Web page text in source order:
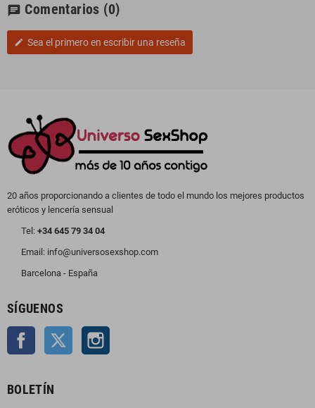
chat Comentarios (0)
edit Sea el primero en escribir una reseña
20 años proporcionando a clientes de todo el mundo los mejores productos
eróticos y lencería sensual
Tel: +34 645 79 34 04
Email: info@universosexshop.com
Barcelona - España
SÍGUENOS
Facebook Twitter
BOLETÍN